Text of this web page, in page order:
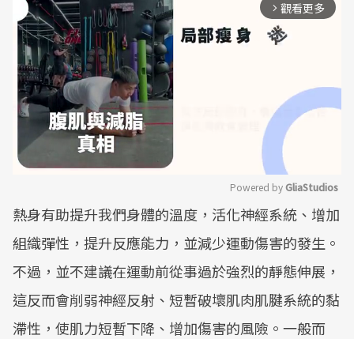
arrow_forward_ios 觀看更多
Mute
Powered by GliaStudios
熱身有助提升我們身體的溫度，活化神經系統、增加
組織彈性，提升反應能力，並減少運動傷害的發生。
不過，並不建議在運動前從事過於強烈的靜態伸展，
這反而會削弱神經反射、短暫破壞肌肉肌腱系統的黏
滯性，使肌力短暫下降、增加傷害的風險。一般而